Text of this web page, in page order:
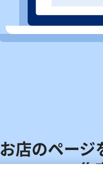
お店のページ